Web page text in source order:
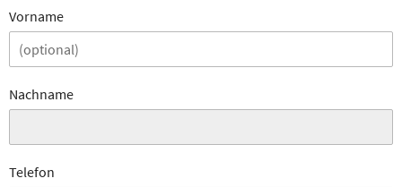
Vorname
Nachname
Telefon